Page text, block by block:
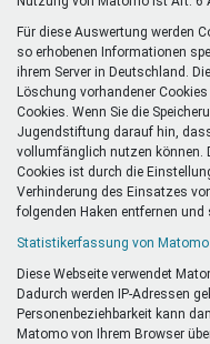
Für diese Auswertung werden
so erhobenen Informationen
ihrem Server in Deutschland.
Löschung vorhandener
Cookies. Wenn Sie die
Jugendstiftung darauf hin,
vollumfänglich nutzen können.
Cookies ist durch die
Verhinderung des Einsatzes
folgenden Haken entfernen
Statistikerfassung von Matomo
Diese Webseite verwendet
Dadurch werden IP-Adressen
Personenbeziehbarkeit kann
Matomo von Ihrem Browser